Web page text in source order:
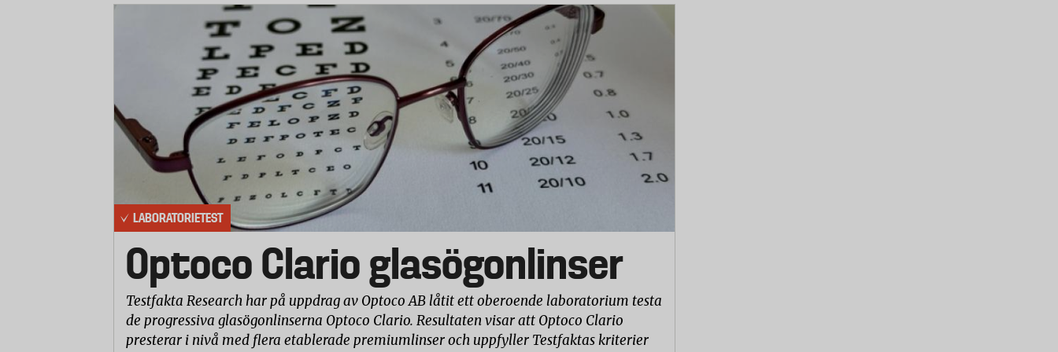
På 1800-talet börjades korven tillverkas och säljas i större skala.
1973 blev falukorven namnskyddad.
2001 fick falukorven som första svenska livsmedel status som ”Garanterad traditionell
specialitet” inom EU.
Idag tillverkas knappt 30 000 ton falukorv varje år.
Källa: Kött- och charkföretagen, falukorv.org, scan.se
LABORATORIETEST
Optoco Clario glasögonlinser
Testfakta Research har på uppdrag av Optoco AB låtit ett oberoende laboratorium testa
de progressiva glasögonlinserna Optoco Clario. Resultaten visar att Optoco Clario
presterar i nivå med flera etablerade premiumlinser och uppfyller Testfaktas kriterier